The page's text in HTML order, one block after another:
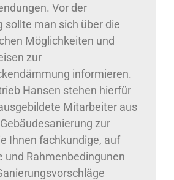
Vor der
sollte man sich über die
Möglichkeiten und
zur
informieren.
Hansen stehen hierfür
Mitarbeiter aus
zur
Ihnen fachkundige, auf
und Rahmenbedingunen